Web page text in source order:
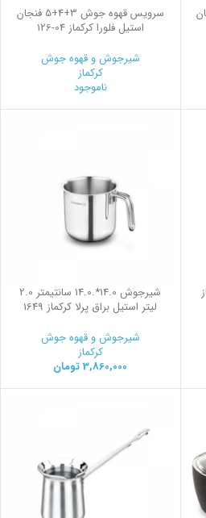
فنجان
سرویس قهوه جوش 3+4+5 فنجان
استیل فلورا کرکماز126-04
شیرجوش و قهوه جوش
کرکماز
ناموجود
شیرجوش 14.0*.14.0 سانتیمتر 2.0
لیتر استیل براق پرلا کرکماز 1649
شیرجوش و قهوه جوش
کرکماز
3,860,000 تومان